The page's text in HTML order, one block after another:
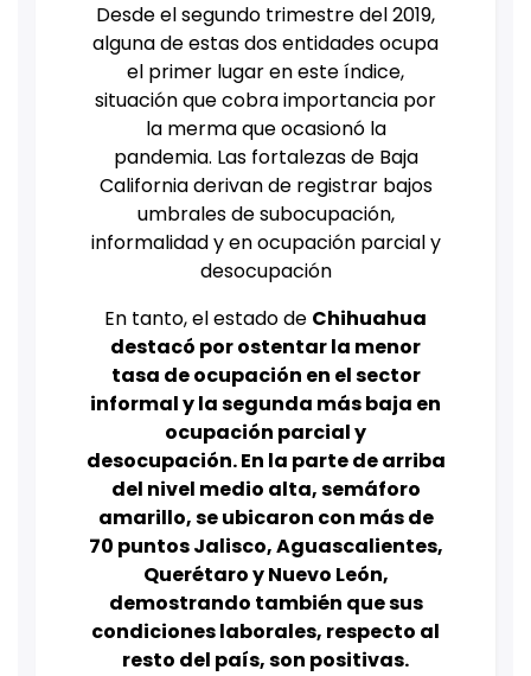
Desde el segundo trimestre del 2019,
alguna de estas dos entidades ocupa
el primer lugar en este índice,
situación que cobra importancia por
la merma que ocasionó la
pandemia. Las fortalezas de Baja
California derivan de registrar bajos
umbrales de subocupación,
informalidad y en ocupación parcial y
desocupación
En tanto, el estado de Chihuahua
destacó por ostentar la menor
tasa de ocupación en el sector
informal y la segunda más baja en
ocupación parcial y
desocupación.En la parte de arriba
del nivel medio alta, semáforo
amarillo, se ubicaron con más de
70 puntos Jalisco, Aguascalientes,
Querétaro y Nuevo León,
demostrando también que sus
condiciones laborales, respecto al
resto del país, son positivas.